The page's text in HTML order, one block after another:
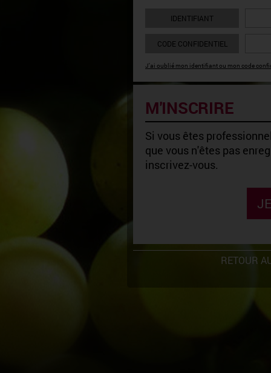
IDENTIFIANT
CODE CONFIDENTIEL
J'ai oublié mon identifiant ou mon code
M'INSCRIRE
Si vous êtes
que vous n'êtes pas
inscrivez-vous.
RETOUR